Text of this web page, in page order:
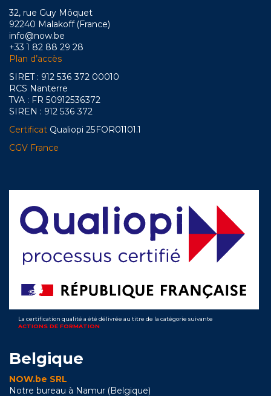
32, rue Guy Môquet
92240 Malakoff (France)
info@now.be
+33 1 82 88 29 28
Plan d’accès
SIRET : 912 536 372 00010
RCS Nanterre
TVA : FR 50912536372
SIREN : 912 536 372
Certificat Qualiopi 25FOR01101.1
CGV France
La certification qualité a été délivrée au titre de la catégorie suivante
ACTIONS DE FORMATION
Belgique
NOW.be SRL
Notre bureau à Namur (Belgique)